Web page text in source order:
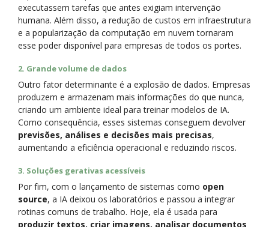
executassem tarefas que antes exigiam intervenção
humana. Além disso, a redução de custos em infraestrutura
e a popularização da computação em nuvem tornaram
esse poder disponível para empresas de todos os portes.
2. Grande volume de dados
Outro fator determinante é a explosão de dados. Empresas
produzem e armazenam mais informações do que nunca,
criando um ambiente ideal para treinar modelos de IA.
Como consequência, esses sistemas conseguem devolver
previsões, análises e decisões mais precisas,
aumentando a eficiência operacional e reduzindo riscos.
3. Soluções gerativas acessíveis
Por fim, com o lançamento de sistemas como open
source, a IA deixou os laboratórios e passou a integrar
rotinas comuns de trabalho. Hoje, ela é usada para
produzir textos, criar imagens, analisar documentos